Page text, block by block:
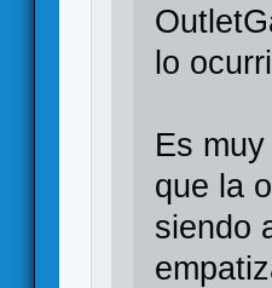
lo
Es
que la
siendo